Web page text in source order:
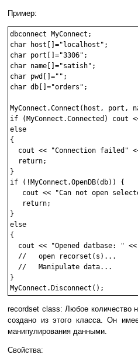
Пример:
dbconnect MyConnect;
char host[]="localhost";
char port[]="3306";
char name[]="satish";
char pwd[]="";
char db[]="orders";
MyConnect.Connect(host, port,
if (MyConnect.Connected) cout
else
{
cout << "Connection failed"
  return;
}
if (!MyConnect.OpenDB(db)) {
cout << "Can not open
   return;
}
else
{
cout << "Opened datbase: "
  //   open recorset(s)...
  //   Manipulate data...
}
recordset class: Любое количество
создано из этого класса. Он
манипулирования данными.
Свойства: